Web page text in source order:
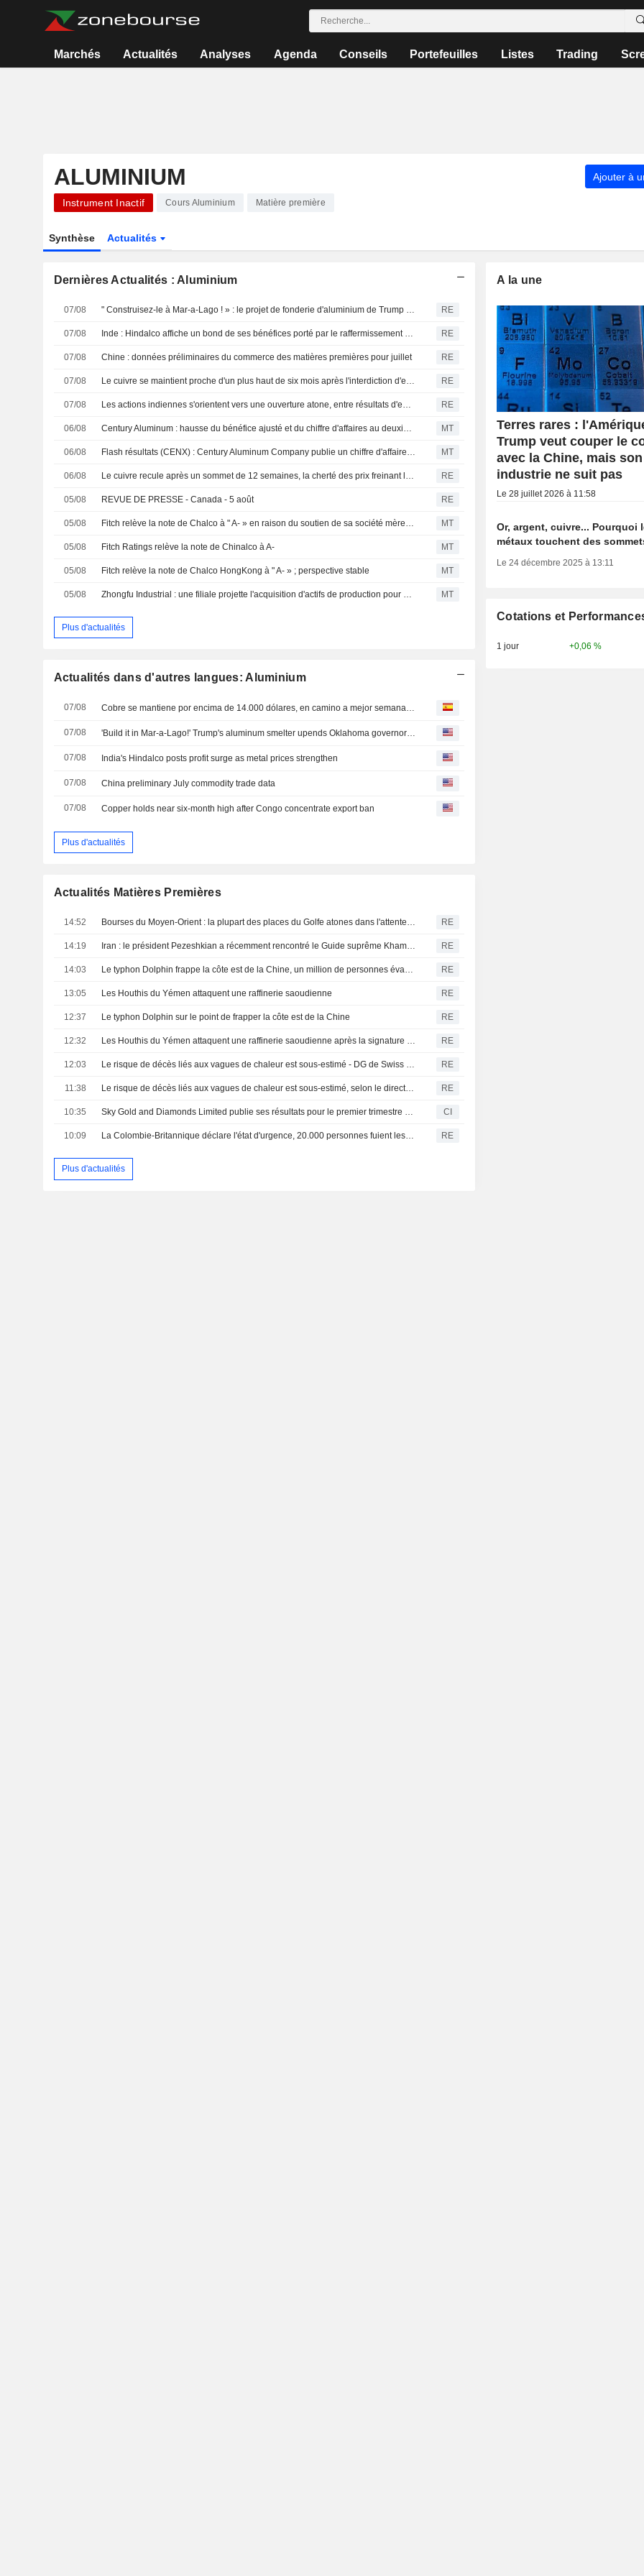
Marchés Actualités Analyses Agenda Conseils Portefeuilles Listes Trading
ALUMINIUM Ajouter à
Instrument Inactif Cours Aluminium Matière première
Synthèse Actualités
Dernières Actualités : Aluminium
07/08 " Construisez-le à Mar-a-Lago ! » : le projet de fonderie d'aluminium de Trump bouleverse la course au poste de gouverneur de l'Oklahoma RE
07/08 Inde : Hindalco affiche un bond de ses bénéfices porté par le raffermissement des cours des métaux RE
07/08 Chine : données préliminaires du commerce des matières premières pour juillet RE
07/08 Le cuivre se maintient proche d'un plus haut de six mois après l'interdiction d'exportation de concentrés par le Congo RE
07/08 Les actions indiennes s'orientent vers une ouverture atone, entre résultats d'entreprises et tensions au Moyen-Orient RE
06/08 Century Aluminum : hausse du bénéfice ajusté et du chiffre d'affaires au deuxième trimestre MT
06/08 Flash résultats (CENX) : Century Aluminum Company publie un chiffre d'affaires de 752,1 millions de dollars au deuxième trimestre, contre 817,1 millions de dollars attendus par le consensus FactSet MT
06/08 Le cuivre recule après un sommet de 12 semaines, la cherté des prix freinant la demande chinoise RE
05/08 REVUE DE PRESSE - Canada - 5 août RE
05/08 Fitch relève la note de Chalco à " A- » en raison du soutien de sa société mère et de l'État ; perspective stable MT
05/08 Fitch Ratings relève la note de Chinalco à A- MT
05/08 Fitch relève la note de Chalco HongKong à " A- » ; perspective stable MT
05/08 Zhongfu Industrial : une filiale projette l'acquisition d'actifs de production pour 33 millions de yuans MT
Plus d'actualités
Actualités dans d'autres langues: Aluminium
07/08 Cobre se mantiene por encima de 14.000 dólares, en camino a mejor semana desde mayo
07/08 'Build it in Mar-a-Lago!' Trump's aluminum smelter upends Oklahoma governor's race
07/08 India's Hindalco posts profit surge as metal prices strengthen
07/08 China preliminary July commodity trade data
07/08 Copper holds near six-month high after Congo concentrate export ban
Plus d'actualités
Actualités Matières Premières
14:52 Bourses du Moyen-Orient : la plupart des places du Golfe atones dans l'attente de clarifications sur l'accord du détroit d'Ormuz RE
14:19 Iran : le président Pezeshkian a récemment rencontré le Guide suprême Khamenei, selon les médias d'État RE
14:03 Le typhon Dolphin frappe la côte est de la Chine, un million de personnes évacuées RE
13:05 Les Houthis du Yémen attaquent une raffinerie saoudienne RE
12:37 Le typhon Dolphin sur le point de frapper la côte est de la Chine RE
12:32 Les Houthis du Yémen attaquent une raffinerie saoudienne après la signature d'un pacte de défense par le Royaume RE
12:03 Le risque de décès liés aux vagues de chaleur est sous-estimé - DG de Swiss Re RE
11:38 Le risque de décès liés aux vagues de chaleur est sous-estimé, selon le directeur général de Swiss Re RE
10:35 Sky Gold and Diamonds Limited publie ses résultats pour le premier trimestre clos le 30 juin 2026 CI
10:09 La Colombie-Britannique déclare l'état d'urgence, 20.000 personnes fuient les flammes RE
Plus d'actualités
A la une
Terres rares :
Trump veut couper le
avec la Chine, mais son
industrie ne suit pas
Le 28 juillet 2026 à 11:58
Or, argent, cuivre... Pourquoi
métaux touchent des
Le 24 décembre 2025 à 13:11
Cotations et
1 jour +0,06 %